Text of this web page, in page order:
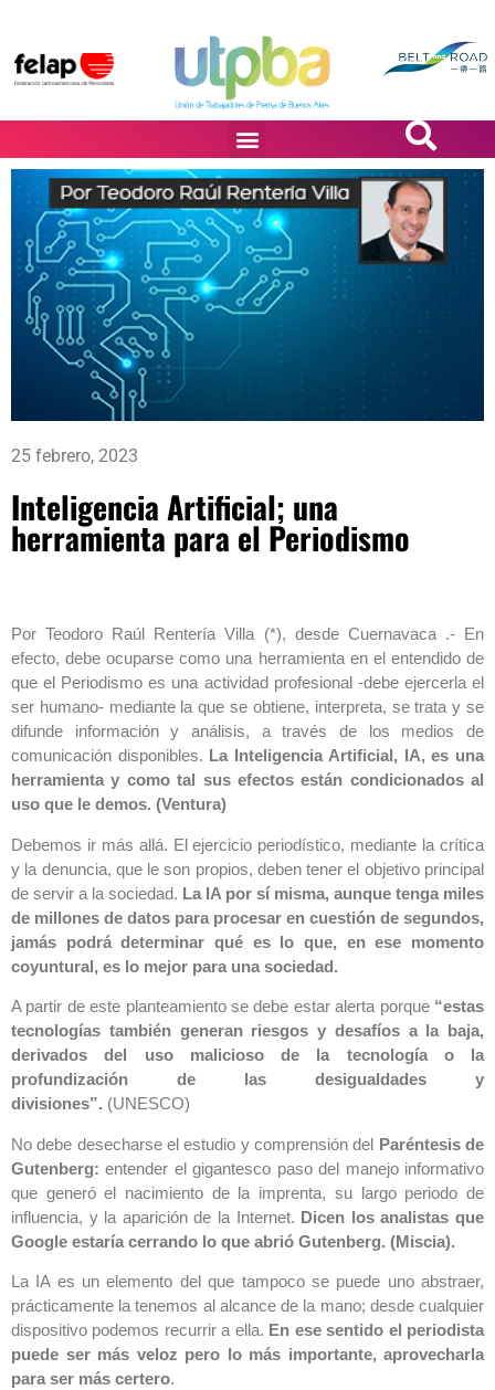
25 febrero, 2023
Inteligencia Artificial; una
herramienta para el Periodismo
Por Teodoro Raúl Rentería Villa (*), desde Cuernavaca .- En
efecto, debe ocuparse como una herramienta en el entendido de
que el Periodismo es una actividad profesional -debe ejercerla el
ser humano- mediante la que se obtiene, interpreta, se trata y se
difunde información y análisis, a través de los medios de
comunicación disponibles. La Inteligencia Artificial, IA, es una
herramienta y como tal sus efectos están condicionados al
uso que le demos. (Ventura)
Debemos ir más allá. El ejercicio periodístico, mediante la crítica
y la denuncia, que le son propios, deben tener el objetivo principal
de servir a la sociedad. La IA por sí misma, aunque tenga miles
de millones de datos para procesar en cuestión de segundos,
jamás podrá determinar qué es lo que, en ese momento
coyuntural, es lo mejor para una sociedad.
A partir de este planteamiento se debe estar alerta porque “estas
tecnologías también generan riesgos y desafíos a la baja,
derivados del uso malicioso de la tecnología o la
profundización de las desigualdades y
divisiones”. (UNESCO)
No debe desecharse el estudio y comprensión del Paréntesis de
Gutenberg: entender el gigantesco paso del manejo informativo
que generó el nacimiento de la imprenta, su largo periodo de
influencia, y la aparición de la Internet. Dicen los analistas que
Google estaría cerrando lo que abrió Gutenberg. (Miscia).
La IA es un elemento del que tampoco se puede uno abstraer,
prácticamente la tenemos al alcance de la mano; desde cualquier
dispositivo podemos recurrir a ella. En ese sentido el periodista
puede ser más veloz pero lo más importante, aprovecharla
para ser más certero.